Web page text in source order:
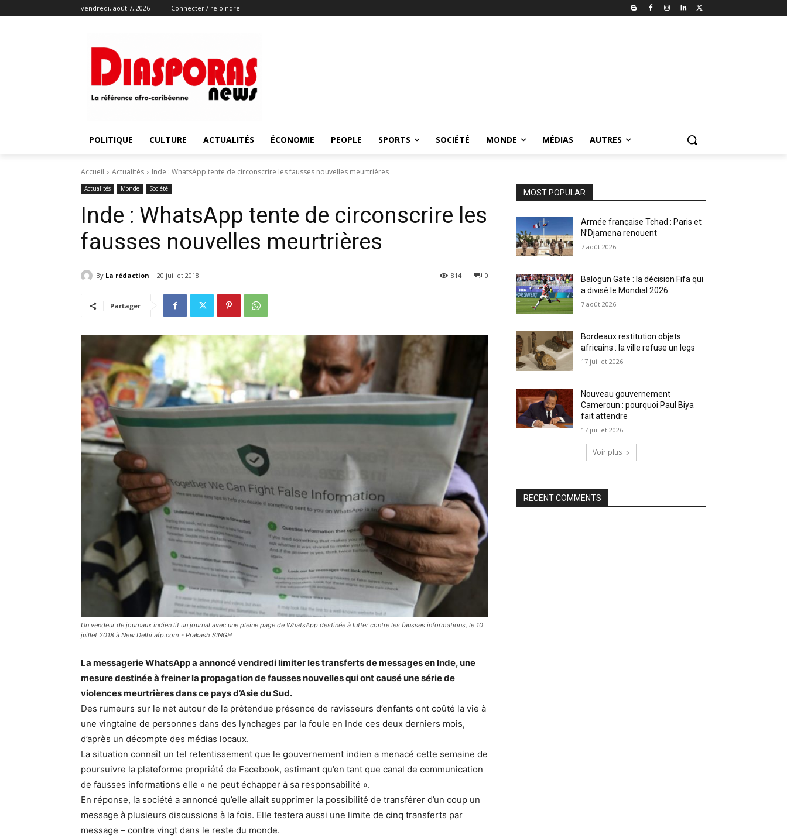
vendredi, août 7, 2026 Connecter / rejoindre
POLITIQUE CULTURE ACTUALITÉS ÉCONOMIE PEOPLE SPORTS SOCIÉTÉ MONDE MÉDIAS AUTRES
Accueil Actualités Inde : WhatsApp tente de circonscrire les fausses nouvelles meurtrières
Actualités Monde Société
Inde : WhatsApp tente de circonscrire les
fausses nouvelles meurtrières
By La rédaction 20 juillet 2018 0
814
Partager
Un vendeur de journaux indien lit un journal avec une pleine page de WhatsApp destinée à lutter contre les fausses informations, le 10
juillet 2018 à New Delhi afp.com - Prakash SINGH
La messagerie WhatsApp a annoncé vendredi limiter les transferts de messages en Inde, une
mesure destinée à freiner la propagation de fausses nouvelles qui ont causé une série de
violences meurtrières dans ce pays d’Asie du Sud.
Des rumeurs sur le net autour de la prétendue présence de ravisseurs d’enfants ont coûté la vie à
une vingtaine de personnes dans des lynchages par la foule en Inde ces deux derniers mois,
d’après un décompte des médias locaux.
La situation connaît un tel retentissement que le gouvernement indien a menacé cette semaine de
poursuivre la plateforme propriété de Facebook, estimant qu’en tant que canal de communication
de fausses informations elle « ne peut échapper à sa responsabilité ».
En réponse, la société a annoncé qu’elle allait supprimer la possibilité de transférer d’un coup un
message à plusieurs discussions à la fois. Elle testera aussi une limite de cinq transferts par
message – contre vingt dans le reste du monde.
MOST POPULAR
Armée française Tchad : Paris et
N’Djamena renouent
7 août 2026
Balogun Gate : la décision Fifa qui
a divisé le Mondial 2026
7 août 2026
Bordeaux restitution objets
africains : la ville refuse un legs
17 juillet 2026
Nouveau gouvernement
Cameroun : pourquoi Paul Biya
fait attendre
17 juillet 2026
Voir plus
RECENT COMMENTS